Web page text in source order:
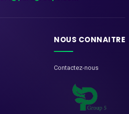
NOUS CONNAITRE
Contactez-nous